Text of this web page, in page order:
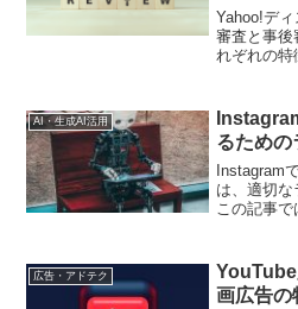
Yahoo!デ
審査と事後
れぞれの特
AI・生成AI活用
るための
Instagram
は、適切な
この記事
広告・アドテク
画広告の